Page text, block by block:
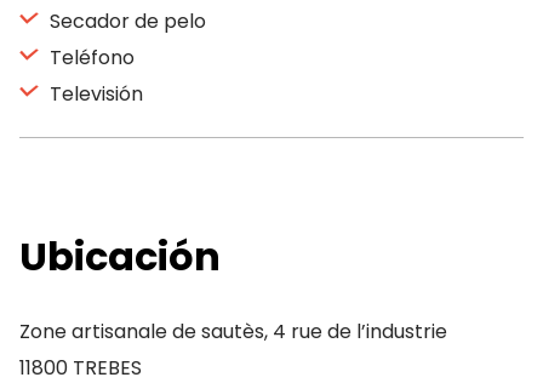
Secador de pelo
Teléfono
Televisión
Ubicación
Zone artisanale de sautès, 4 rue de l’industrie
11800 TREBES